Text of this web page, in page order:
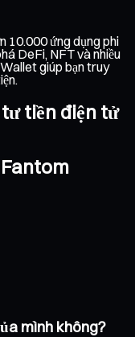
10.000 ứng dụng phi
DeFi, NFT và nhiều
giúp bạn truy
tiền điện tử
mình không?